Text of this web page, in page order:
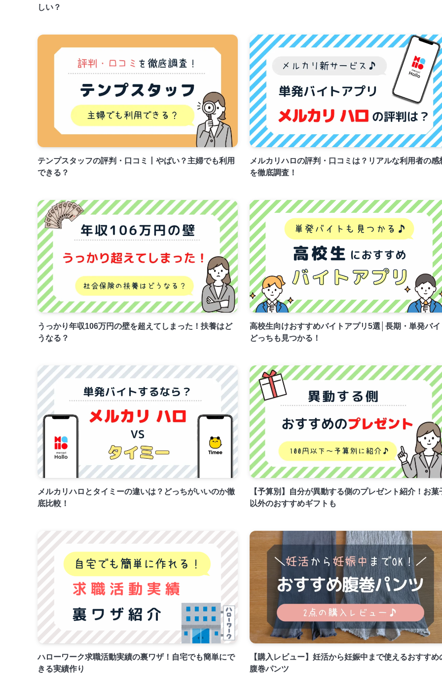
しい？
テンプスタッフの評判・口コミ丨やばい？主婦でも利用
できる？
メルカリハロの評判・口コミは？リアルな利用者の感
を徹底調査！
うっかり年収106万円の壁を超えてしまった！扶養はど
うなる？
高校生向けおすすめバイトアプリ5選│長期・単発バイ
どっちも見つかる！
メルカリハロとタイミーの違いは？どっちがいいのか徹
底比較！
【予算別】自分が異動する側のプレゼント紹介！お菓
以外のおすすめギフトも
ハローワーク求職活動実績の裏ワザ！自宅でも簡単にで
きる実績作り
【購入レビュー】妊活から妊娠中まで使えるおすすめ
腹巻パンツ